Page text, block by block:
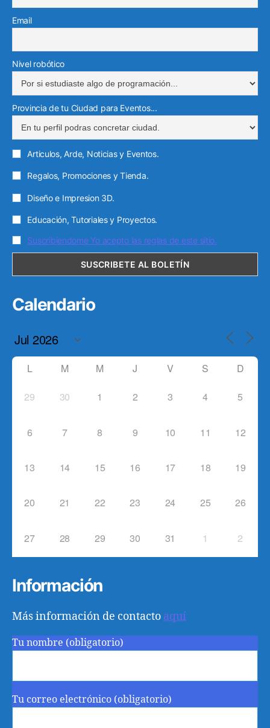
Email
Nivel robótico
Provincia de tu Ciudad para Eventos...
Articulos, Arde, Noticias y Eventos.
Regalos, Promociones y Tienda.
Diseño e Impresion 3D.
Educación, Tutoriales y Proyectos.
Suscribiendome Yo acepto las reglas de este sitio.
Calendario
L M M J V S D
29 30 1 2 3 4 5
6 7 8 9 10 11 12
13 14 15 16 17 18 19
20 21 22 23 24 25 26
27 28 29 30 31 1 2
Información
Más información de contacto aquí
Tu nombre (obligatorio)
Tu correo electrónico (obligatorio)